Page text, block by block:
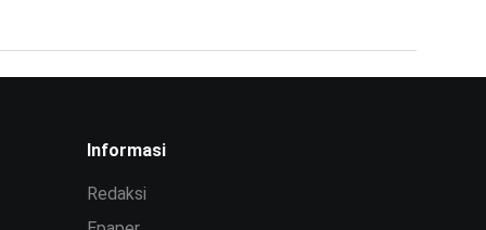
Informasi
Redaksi